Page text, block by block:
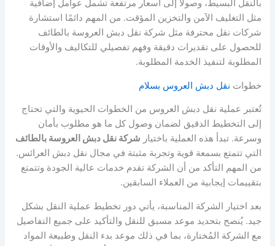
بالنقل البسيط، وصولاً إلى أسعار مرتفعة تشمل عوامل إضافية
مثل التغليف الآمن والتخزين المؤقت. من المهم دائمًا استشارة
شركات نقل محترفة مثل شركة نقل دبش العروسة بالطائف
للحصول على تقديرات دقيقة وفهم تفصيلي للتكاليف والأوقات
المطلوبة لتنفيذ الخدمة المطلوبة.
خطوات نقل دبش العروس بسلام
تُعتبر عملية نقل دبش العروس من الخطوات الحيوية والتي تحتاج
إلى التخطيط الدقيق لضمان وصول كل ما هو مطلوب بأمان
وسرعة. تبدأ هذه العملية باختيار شركة نقل دبش العروسة بالطائف
التي تتمتع بسمعة قوية وتجربة مثبتة في مجال نقل دبش العرائس.
من المهم التأكد من أن الشركة تقدم خدمات عالية الجودة وتتمتع
بتقييمات إيجابية من العملاء السابقين.
بعد اختيار الشركة المناسبة، يأتي دور تخطيط عملية النقل بشكل
جيد. يُنصح بتحديد موعد مسبق للنقل والتأكيد على جميع التفاصيل
مع الشركة المُختارة، بما في ذلك موعد بدء النقل وطبيعة المواد